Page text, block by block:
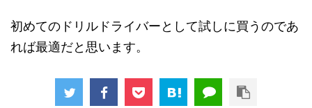
初めてのドリルドライバーとして試しに買うのであ
れば最適だと思います。